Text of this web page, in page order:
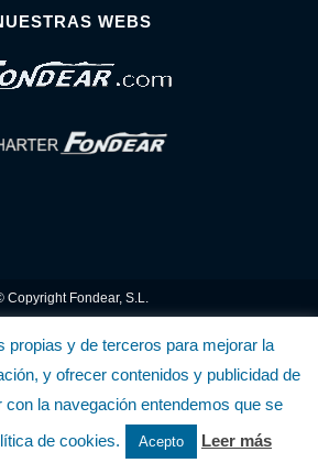
WEBS
Copyright Fondear, S.L.
declinamos toda responsabilidad sobre la
Estas informaciones no son contractuales.
.........................-......................... Política de utilización
propias y de terceros para mejorar la
y ofrecer contenidos y publicidad de
con la navegación entendemos que se
de cookies.
Acepto Leer más